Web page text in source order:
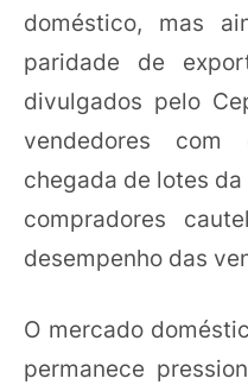
doméstico, mas
paridade de
divulgados pelo
vendedores com
chegada de lotes
compradores
desempenho das
O mercado
permanece